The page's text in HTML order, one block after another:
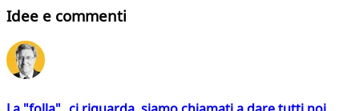
Idee e commenti